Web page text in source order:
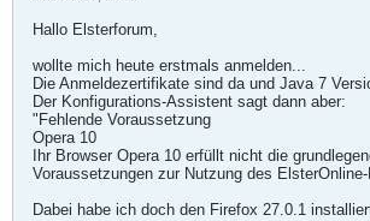
Hallo Elsterforum,
wollte mich heute erstmals anmelden...
Die Anmeldezertifikate sind da und Java 7
Der Konfigurations-Assistent sagt dann aber:
"Fehlende Voraussetzung
Opera 10
Ihr Browser Opera 10 erfüllt nicht die
Voraussetzungen zur Nutzung des
Dabei habe ich doch den Firefox 27.0.1